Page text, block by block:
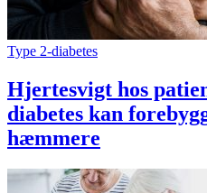
Type 2-diabetes
Hjertesvigt hos
diabetes kan
hæmmere